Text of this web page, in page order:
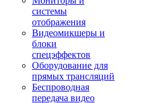
системы
отображения
Видеомикшеры и
блоки
спецэффектов
Оборудование для
прямых трансляций
Беспроводная
передача видео